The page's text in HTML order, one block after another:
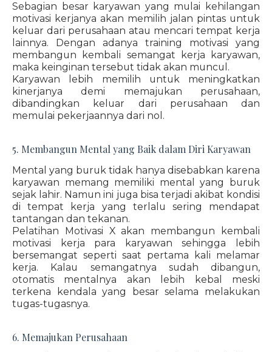
Sebagian besar karyawan yang mulai kehilangan
motivasi kerjanya akan memilih jalan pintas untuk
keluar dari perusahaan atau mencari tempat kerja
lainnya. Dengan adanya training motivasi yang
membangun kembali semangat kerja karyawan,
maka keinginan tersebut tidak akan muncul.
Karyawan lebih memilih untuk meningkatkan
kinerjanya demi memajukan perusahaan,
dibandingkan keluar dari perusahaan dan
memulai pekerjaannya dari nol.
5. Membangun Mental yang Baik dalam Diri Karyawan
Mental yang buruk tidak hanya disebabkan karena
karyawan memang memiliki mental yang buruk
sejak lahir. Namun ini juga bisa terjadi akibat kondisi
di tempat kerja yang terlalu sering mendapat
tantangan dan tekanan.
Pelatihan Motivasi X akan membangun kembali
motivasi kerja para karyawan sehingga lebih
bersemangat seperti saat pertama kali melamar
kerja. Kalau semangatnya sudah dibangun,
otomatis mentalnya akan lebih kebal meski
terkena kendala yang besar selama melakukan
tugas-tugasnya.
6. Memajukan Perusahaan